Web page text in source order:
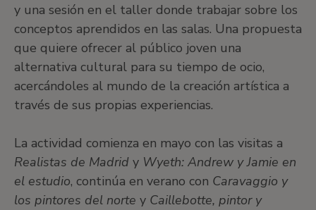
y una sesión en el taller donde trabajar sobre los
conceptos aprendidos en las salas. Una propuesta
que quiere ofrecer al público joven una
alternativa cultural para su tiempo de ocio,
acercándoles al mundo de la creación artística a
través de sus propias experiencias.
La actividad comienza en mayo con las visitas a
Realistas de Madrid y Wyeth: Andrew y Jamie en
el estudio, continúa en verano con Caravaggio y
los pintores del norte y Caillebotte, pintor y